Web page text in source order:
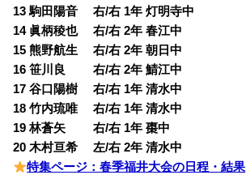
13 駒田陽音 右/右 1年 灯明寺中
14 眞柄稜也 右/右 2年 春江中
15 熊野航生 右/右 2年 朝日中
16 笹川良 右/右 2年 鯖江中
17 谷口陽樹 右/右 1年 清水中
18 竹内琉唯 右/右 1年 清水中
19 林蒼矢 右/右 1年 棗中
20 木村亘希 左/右 2年 清水中
特集ページ：春季福井大会の日程・結果